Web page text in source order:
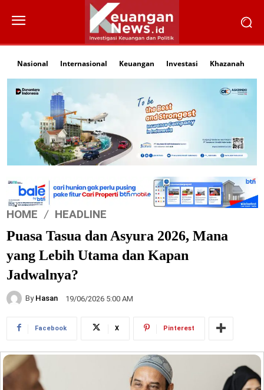
Nasional Internasional Keuangan Investasi Khazanah
HOME HEADLINE
Puasa Tasua dan Asyura 2026, Mana
yang Lebih Utama dan Kapan
Jadwalnya?
By Hasan 19/06/2026 5:00 AM
Facebook X Pinterest